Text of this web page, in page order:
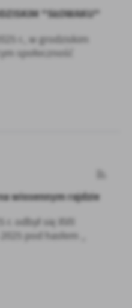
"SŁOWAKU"
r., w grodziskim
społeczność
wiosennym rajdzie
odbył się XVII
pod hasłem „